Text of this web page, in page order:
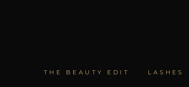
THE BEAUTY EDIT · LASHES